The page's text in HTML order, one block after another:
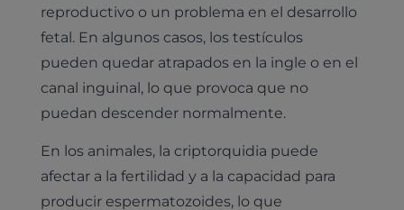
reproductivo o un problema en el desarrollo
fetal. En algunos casos, los testículos
pueden quedar atrapados en la ingle o en el
canal inguinal, lo que provoca que no
puedan descender normalmente.
En los animales, la criptorquidia puede
afectar a la fertilidad y a la capacidad para
producir espermatozoides, lo que